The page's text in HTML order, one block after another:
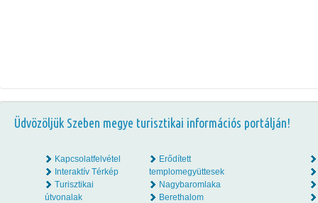
Üdvözöljük Szeben megye turisztikai információs portálján!
Kapcsolatfelvétel
Interaktív Térkép
Turisztikai
útvonalak
Erődített
templomegyüttesek
Nagybaromlaka
Berethalom